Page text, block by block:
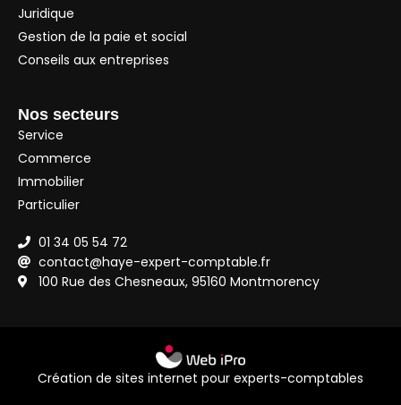
Juridique
Gestion de la paie et social
Conseils aux entreprises
Nos secteurs
Service
Commerce
Immobilier
Particulier
01 34 05 54 72
contact@haye-expert-comptable.fr
100 Rue des Chesneaux, 95160 Montmorency
Création de sites internet pour experts-comptables